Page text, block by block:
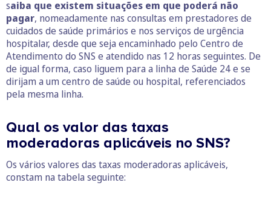
saiba que existem situações em que poderá não
pagar, nomeadamente nas consultas em prestadores de
cuidados de saúde primários e nos serviços de urgência
hospitalar, desde que seja encaminhado pelo Centro de
Atendimento do SNS e atendido nas 12 horas seguintes. De
de igual forma, caso liguem para a linha de Saúde 24 e se
dirijam a um centro de saúde ou hospital, referenciados
pela mesma linha.
Qual os valor das taxas
moderadoras aplicáveis no SNS?
Os vários valores das taxas moderadoras aplicáveis,
constam na tabela seguinte: